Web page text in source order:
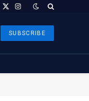
X
Instagram
SUBSCRIBE